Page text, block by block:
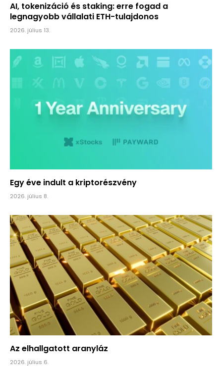
AI, tokenizáció és staking: erre fogad a
legnagyobb vállalati ETH-tulajdonos
2026. július 13.
Egy éve indult a kriptorészvény
2026. július 8.
Az elhallgatott aranyláz
2026. július 6.